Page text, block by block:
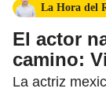
La Hora del
El actor
camino:
La actriz